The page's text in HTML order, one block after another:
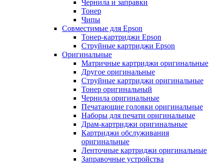
Чернила и заправки
Тонер
Чипы
Совместимые для Epson
Тонер-картриджи Epson
Струйные картриджи Epson
Оригинальные
Матричные картриджи оригинальные
Другое оригинальные
Струйные картриджи оригинальные
Тонер оригинальный
Чернила оригинальные
Печатающие головки оригинальные
Наборы для печати оригинальные
Драм-картриджи оригинальные
Картриджи обслуживания
оригинальные
Ленточные картриджи оригинальные
Заправочные устройства